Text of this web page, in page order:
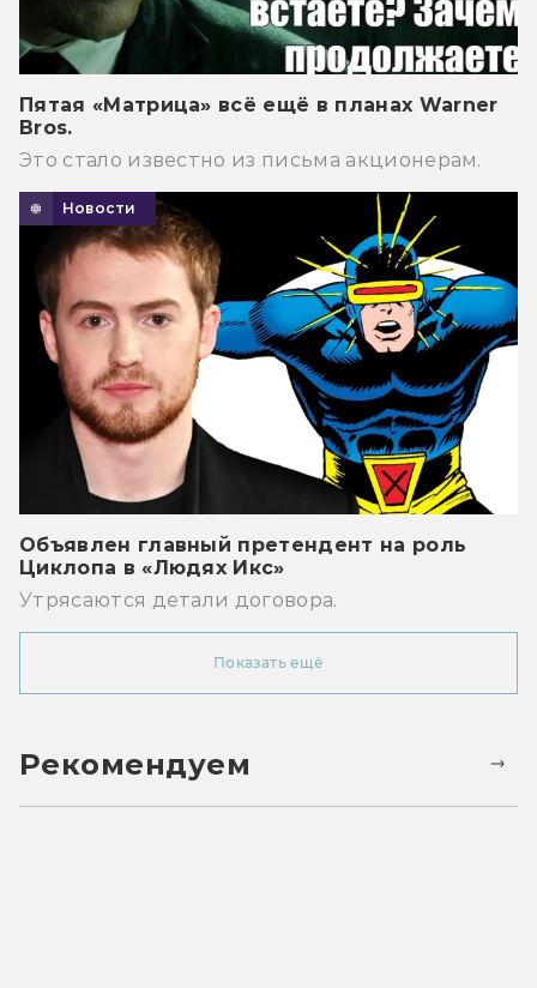
Пятая «Матрица» всё ещё в планах Warner
Bros.
Это стало известно из письма акционерам.
Новости
Объявлен главный претендент на роль
Циклопа в «Людях Икс»
Утрясаются детали договора.
Показать ещё
Рекомендуем